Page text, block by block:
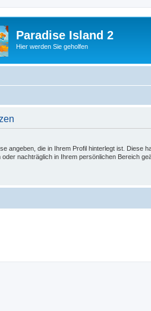
Paradise Island 2
Hier werden Sie geholfen
angeben, die in Ihrem Profil hinterlegt ist. Diese
nachträglich in Ihrem persönlichen Bereich